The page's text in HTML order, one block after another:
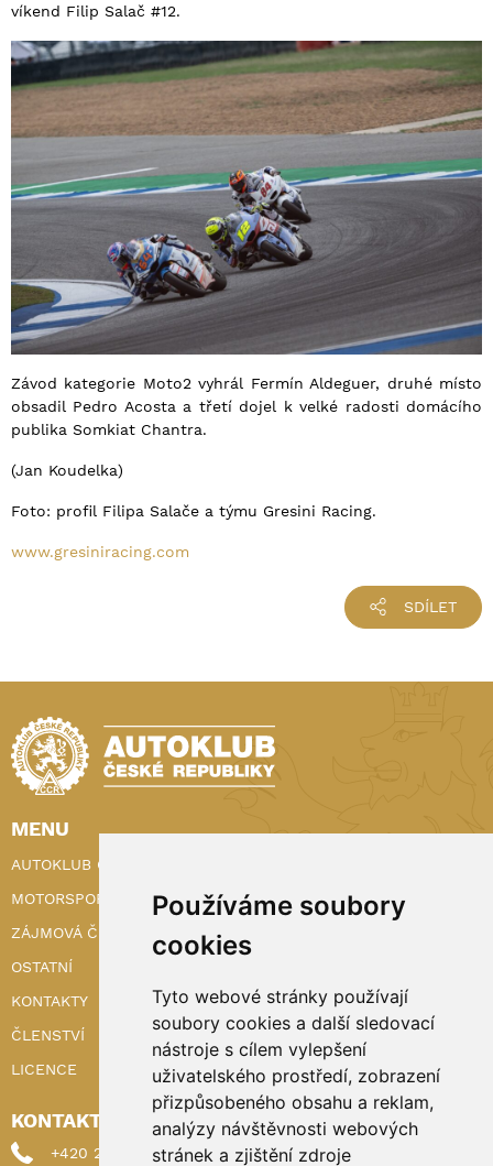
Používáme soubory
cookies
Tyto webové stránky používají
soubory cookies a další sledovací
nástroje s cílem vylepšení
uživatelského prostředí, zobrazení
přizpůsobeného obsahu a reklam,
analýzy návštěvnosti webových
stránek a zjištění zdroje
víkend Filip Salač #12.
Závod kategorie Moto2 vyhrál Fermín Aldeguer, druhé místo
obsadil Pedro Acosta a třetí dojel k velké radosti domácího
publika Somkiat Chantra.
(Jan Koudelka)
Foto: profil Filipa Salače a týmu Gresini Racing.
www.gresiniracing.com
SDÍLET
MENU
AUTOKLUB ČR
MOTORSPORT
ZÁJMOVÁ ČINNOST
OSTATNÍ
KONTAKTY
ČLENSTVÍ
LICENCE
KONTAKTY
+420 222 898 224 (sekretariat)